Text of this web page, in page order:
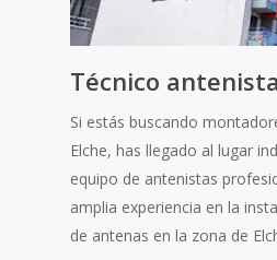
Técnico
Si estás buscando
Elche, has llegado al lugar
equipo de antenistas
amplia experiencia en la
de antenas en la zona de